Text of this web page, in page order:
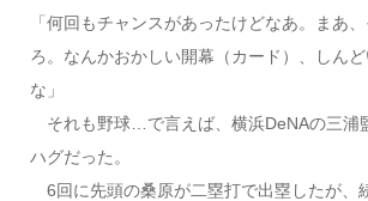
「何回もチャンスがあったけどなあ。まあ
ろ。なんかおかしい開幕（カード）、しん
な」
それも野球…で言えば、横浜DeNAの三浦
ハグだった。
6回に先頭の桑原が二塁打で出塁したが、